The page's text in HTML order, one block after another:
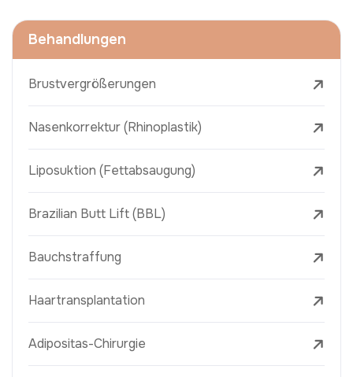
Behandlungen
Brustvergrößerungen
Nasenkorrektur (Rhinoplastik)
Liposuktion (Fettabsaugung)
Brazilian Butt Lift (BBL)
Bauchstraffung
Haartransplantation
Adipositas-Chirurgie